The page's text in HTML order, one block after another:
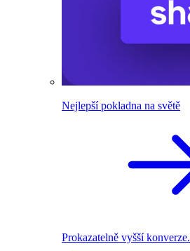
Nejlepší pokladna na světě
Prokazatelně vyšší konverze.